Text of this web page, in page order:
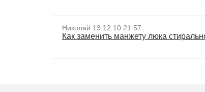
Николай 13.12.10 21:57
Как заменить манжету люка